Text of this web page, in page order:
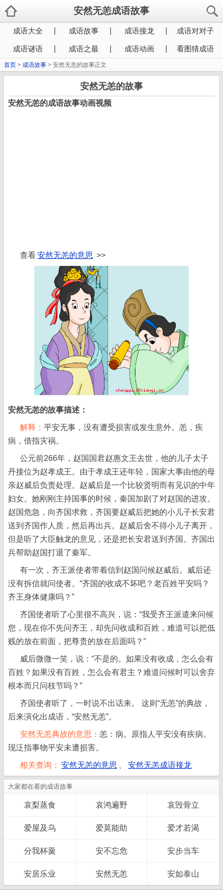
安然无恙成语故事
成语大全 成语故事 成语接龙 成语对对子
成语谜语 成语之最 成语动画 看图猜成语
首页 > 成语故事 > 安然无恙的故事正文
安然无恙的故事
安然无恙的成语故事动画视频
查看安然无恙的意思 >>
安然无恙的故事描述：
解释： 平安无事，没有遭受损害或发生意外。恙，疾
病，借指灾祸。
公元前266年，赵国国君赵惠文王去世，他的儿子太子
丹接位为赵孝成王。由于孝成王还年轻，国家大事由他的母
亲赵威后负责处理。赵威后是一个比较贤明而有见识的中年
妇女。她刚刚主持国事的时候，秦国加剧了对赵国的进攻。
赵国危急，向齐国求救，齐国要赵威后把她的小儿子长安君
送到齐国作人质，然后再出兵。赵威后舍不得小儿子离开，
但是听了大臣触龙的意见，还是把长安君送到齐国。齐国出
兵帮助赵国打退了秦军。
有一次，齐王派使者带着信到赵国问候赵威后。威后还
没有拆信就问使者。“齐国的收成不坏吧？老百姓平安吗？
齐王身体健康吗？”
齐国使者听了心里很不高兴，说：“我受齐王派遣来问候
您，现在你不先问齐王，却先问收成和百姓，难道可以把低
贱的放在前面，把尊贵的放在后面吗？”
威后微微一笑，说：“不是的。如果没有收成，怎么会有
百姓？如果没有百姓，怎么会有君主？难道问候时可以舍弃
根本而只问枝节吗？”
齐国使者听了，一时说不出话来。 这则“无恙”的典故，
后来演化出成语，“安然无恙”。
安然无恙典故的意思： 恙：病。原指人平安没有疾病。
现泛指事物平安未遭损害。
相关查询： 安然无恙的意思 安然无恙成语接龙
大家都在看的成语故事
哀梨蒸食 哀鸿遍野 哀毁骨立
爱屋及乌 爱莫能助 爱才若渴
分我杯羹 安不忘危 安步当车
安居乐业 安然无恙 安如泰山